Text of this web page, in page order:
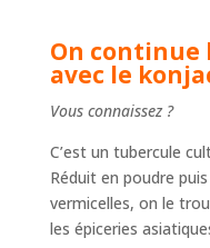
On continue
avec le
Vous connaissez ?
C’est un tubercule
Réduit en poudre
vermicelles, on le
les épiceries